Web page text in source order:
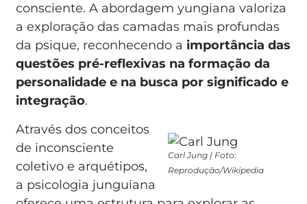
consciente. A abordagem yungiana valoriza
a exploração das camadas mais profundas
da psique, reconhecendo a importância das
questões pré-reflexivas na formação da
personalidade e na busca por significado e
integração.
Carl Jung | Foto:
Reprodução/Wikipedia
Através dos conceitos
de inconsciente
coletivo e arquétipos,
a psicologia junguiana